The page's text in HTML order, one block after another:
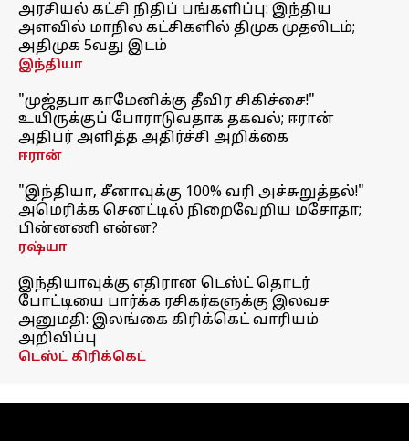
அரசியல் கட்சி நிதிப் பங்களிப்பு: இந்திய
அளவில் மாநில கட்சிகளில் திமுக முதலிடம்;
அதிமுக 5வது இடம்
இந்தியா
"முஜ்தபா காமேனிக்கு தீவிர சிகிச்சை!"
உயிருக்குப் போராடுவதாக தகவல்; ஈரான்
அதிபர் அளித்த அதிர்ச்சி அறிக்கை
ஈரான்
"இந்தியா, சீனாவுக்கு 100% வரி அச்சுறுத்தல்!"
அமெரிக்க செனட்டில் நிறைவேறிய மசோதா;
பின்னணி என்ன?
ரஷ்யா
இந்தியாவுக்கு எதிரான டெஸ்ட் தொடர்
போட்டியை பார்க்க ரசிகர்களுக்கு இலவச
அனுமதி: இலங்கை கிரிக்கெட் வாரியம்
அறிவிப்பு
டெஸ்ட் கிரிக்கெட்